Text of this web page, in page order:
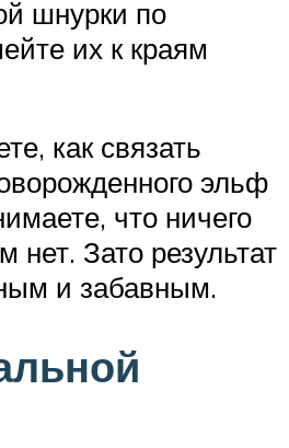
шнурки по
их к краям
как связать
эльф
что ничего
нет. Зато результат
и забавным.